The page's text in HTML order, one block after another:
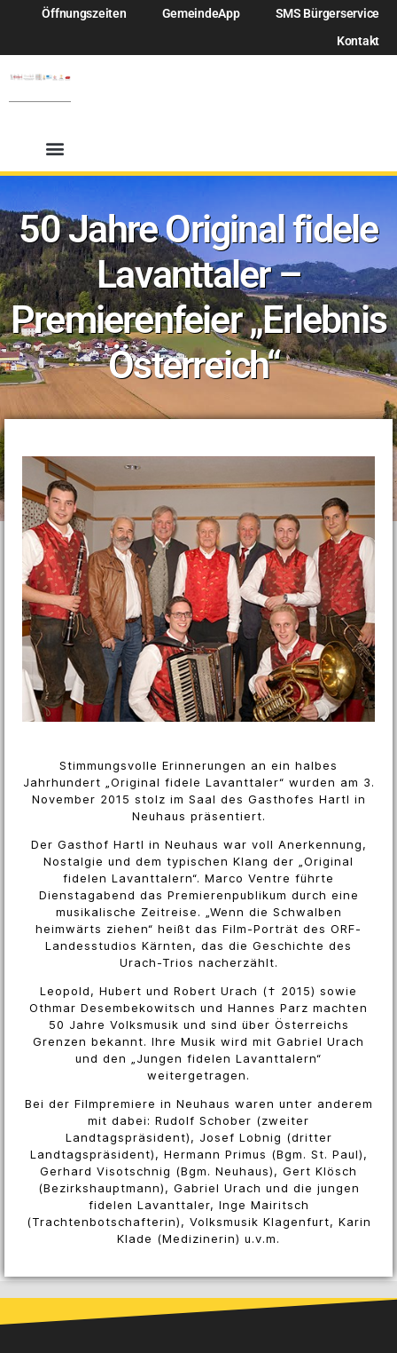
Öffnungszeiten GemeindeApp
SMS Bürgerservice
Kontakt
50 Jahre Original fidele
Lavanttaler –
Premierenfeier „Erlebnis
Österreich“
Stimmungsvolle Erinnerungen an ein halbes
Jahrhundert „Original fidele Lavanttaler“ wurden am 3.
November 2015 stolz im Saal des Gasthofes Hartl in
Neuhaus präsentiert.
Der Gasthof Hartl in Neuhaus war voll Anerkennung,
Nostalgie und dem typischen Klang der „Original
fidelen Lavanttalern“. Marco Ventre führte
Dienstagabend das Premierenpublikum durch eine
musikalische Zeitreise. „Wenn die Schwalben
heimwärts ziehen“ heißt das Film-Porträt des ORF-
Landesstudios Kärnten, das die Geschichte des
Urach-Trios nacherzählt.
Leopold, Hubert und Robert Urach († 2015) sowie
Othmar Desembekowitsch und Hannes Parz machten
50 Jahre Volksmusik und sind über Österreichs
Grenzen bekannt. Ihre Musik wird mit Gabriel Urach
und den „Jungen fidelen Lavanttalern“
weitergetragen.
Bei der Filmpremiere in Neuhaus waren unter anderem
mit dabei: Rudolf Schober (zweiter
Landtagspräsident), Josef Lobnig (dritter
Landtagspräsident), Hermann Primus (Bgm. St. Paul),
Gerhard Visotschnig (Bgm. Neuhaus), Gert Klösch
(Bezirkshauptmann), Gabriel Urach und die jungen
fidelen Lavanttaler, Inge Mairitsch
(Trachtenbotschafterin), Volksmusik Klagenfurt, Karin
Klade (Medizinerin) u.v.m.